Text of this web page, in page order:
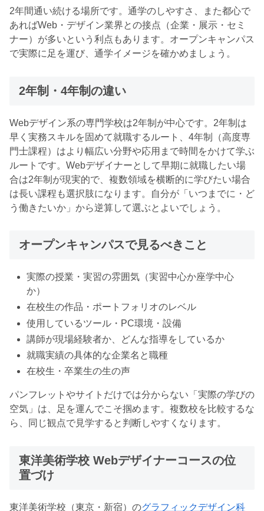
2年間通い続ける場所です。通学のしやすさ、また都心で
あればWeb・デザイン業界との接点（企業・展示・セミ
ナー）が多いという利点もあります。オープンキャンパス
で実際に足を運び、通学イメージを確かめましょう。
2年制・4年制の違い
Webデザイン系の専門学校は2年制が中心です。2年制は
早く実務スキルを固めて就職するルート、4年制（高度専
門士課程）はより幅広い分野や応用まで時間をかけて学ぶ
ルートです。Webデザイナーとして早期に就職したい場
合は2年制が現実的で、複数領域を横断的に学びたい場合
は長い課程も選択肢になります。自分が「いつまでに・ど
う働きたいか」から逆算して選ぶとよいでしょう。
オープンキャンパスで見るべきこと
実際の授業・実習の雰囲気（実習中心か座学中心
か）
在校生の作品・ポートフォリオのレベル
使用しているツール・PC環境・設備
講師が現場経験者か、どんな指導をしているか
就職実績の具体的な企業名と職種
在校生・卒業生の生の声
パンフレットやサイトだけでは分からない「実際の学びの
空気」は、足を運んでこそ掴めます。複数校を比較するな
ら、同じ観点で見学すると判断しやすくなります。
東洋美術学校 Webデザイナーコースの位
置づけ
東洋美術学校（東京・新宿）のグラフィックデザイン科